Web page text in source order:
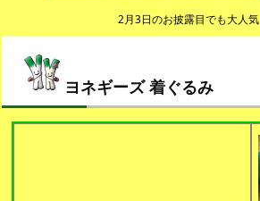
2月3日のお披露目でも大人気
ヨネギーズ 着ぐるみ